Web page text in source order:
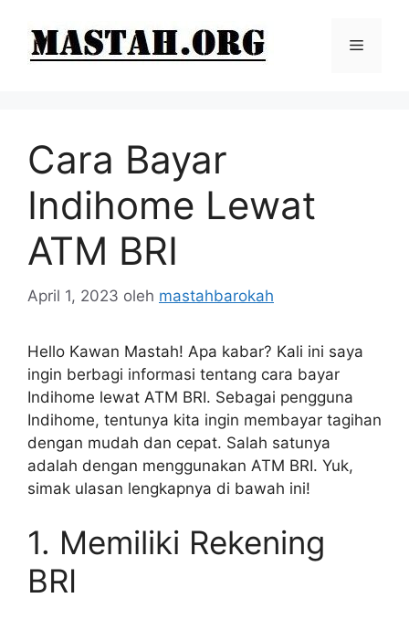
Menu
Cara Bayar
Indihome Lewat
ATM BRI
April 1, 2023 oleh mastahbarokah
Hello Kawan Mastah! Apa kabar? Kali ini saya
ingin berbagi informasi tentang cara bayar
Indihome lewat ATM BRI. Sebagai pengguna
Indihome, tentunya kita ingin membayar tagihan
dengan mudah dan cepat. Salah satunya
adalah dengan menggunakan ATM BRI. Yuk,
simak ulasan lengkapnya di bawah ini!
1. Memiliki Rekening
BRI